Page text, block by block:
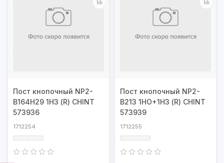
Пост кнопочный NP2-
B164H29 1НЗ (R) CHINT
573936
1712254
Пост кнопочный NP2-
B213 1НО+1НЗ (R) CHINT
573939
1712255